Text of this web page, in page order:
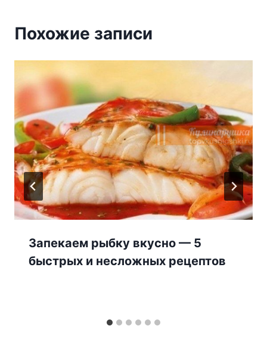
Похожие записи
Запекаем рыбку вкусно — 5
быстрых и несложных рецептов